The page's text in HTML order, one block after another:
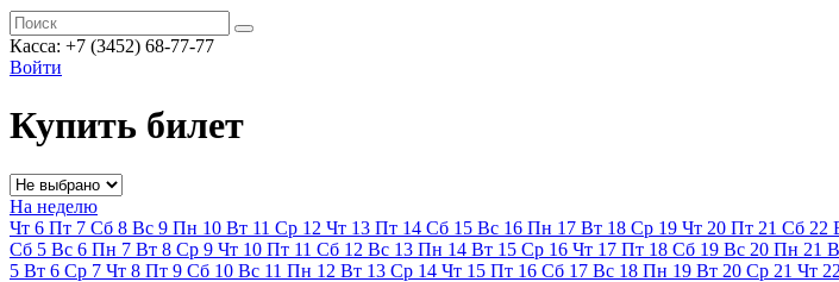
Касса: +7 (3452) 68-77-77
Войти
Купить билет
На неделю
Чт 6 Пт 7 Сб 8 Вс 9 Пн 10 Вт 11 Ср 12 Чт 13 Пт 14 Сб 15 Вс 16 Пн 17 Вт 18 Ср 19 Чт 20 Пт 21 Сб 22
Сб 5 Вс 6 Пн 7 Вт 8 Ср 9 Чт 10 Пт 11 Сб 12 Вс 13 Пн 14 Вт 15 Ср 16 Чт 17 Пт 18 Сб 19 Вс 20 Пн 21
5 Вт 6 Ср 7 Чт 8 Пт 9 Сб 10 Вс 11 Пн 12 Вт 13 Ср 14 Чт 15 Пт 16 Сб 17 Вс 18 Пн 19 Вт 20 Ср 21 Чт 22